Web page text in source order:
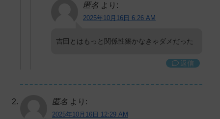
匿名 より:
2025年10月16日 6:26 AM
吉田とはもっと関係性築かなきゃダメだった
返信
匿名 より:
2025年10月16日 12:29 AM